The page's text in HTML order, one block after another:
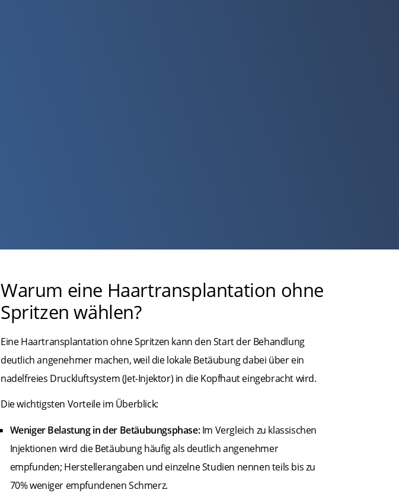
Warum eine Haartransplantation ohne
Spritzen wählen?
Eine Haartransplantation ohne Spritzen kann den Start der Behandlung
deutlich angenehmer machen, weil die lokale Betäubung dabei über ein
nadelfreies Druckluftsystem (Jet-Injektor) in die Kopfhaut eingebracht wird.
Die wichtigsten Vorteile im Überblick:
Weniger Belastung in der Betäubungsphase:Im Vergleich zu klassischen
Injektionen wird die Betäubung häufig als deutlich angenehmer
empfunden; Herstellerangaben und einzelne Studien nennen teils bis zu
70% weniger empfundenen Schmerz.